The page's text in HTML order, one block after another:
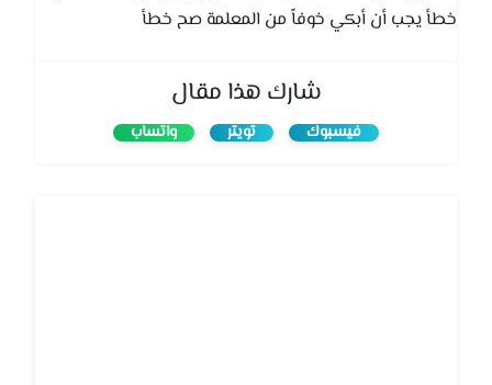
خطأ يجب أن أبكي خوفاً من المعلمة صح خطأ
شارك هذا مقال
فيسبوك تويتر واتساب